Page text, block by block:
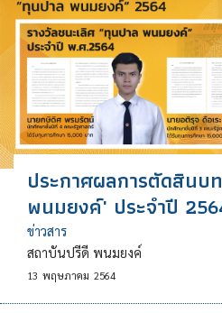
ประกาศผลการตัดสินบ
พนมยงค์' ประจำปี
ข่าวสาร
สถาบันปรีดี พนมยงค์
13 พฤษภาคม 2564